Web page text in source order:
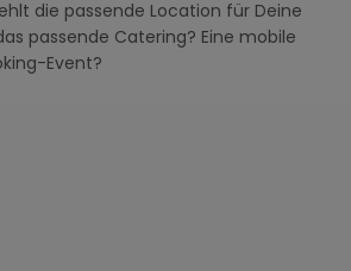
die passende Location für Deine
passende Catering? Eine mobile
Event?